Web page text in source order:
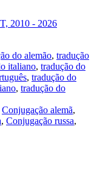
2010 - 2026
do alemão, tradução
italiano, tradução do
, tradução do
, tradução do
Conjugação alemã,
, Conjugação russa,